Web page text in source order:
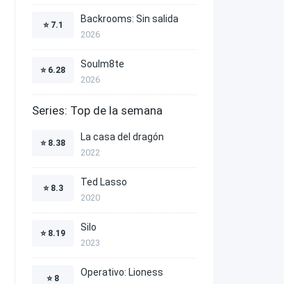
⭐ 7.1
Backrooms: Sin salida
2026
⭐ 6.28
Soulm8te
2026
Series: Top de la semana
⭐ 8.38
La casa del dragón
2022
⭐ 8.3
Ted Lasso
2020
⭐ 8.19
Silo
2023
⭐ 8
Operativo: Lioness